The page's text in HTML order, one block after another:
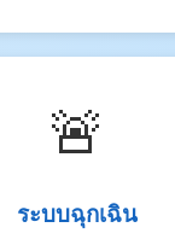
🚨
ระบบฉุกเฉิน